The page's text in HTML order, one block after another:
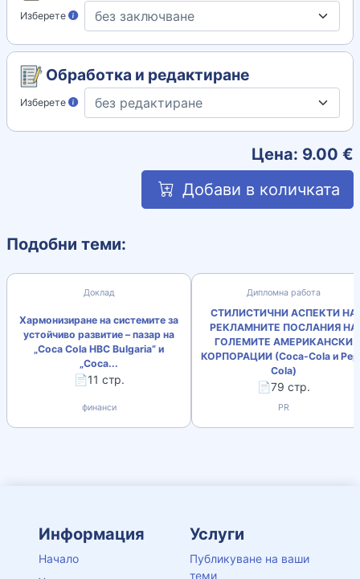
Изберете
Обработка и редактиране
Изберете
Цена: 9.00 €
Добави в количката
Подобни теми:
Доклад
Хармонизиране на системите за
устойчиво развитие – пазар на
„Coca Cola HBC Bulgaria” и
„Coca...
📄11 стр.
финанси
Дипломна работа
СТИЛИСТИЧНИ АСПЕКТИ НА
РЕКЛАМНИТЕ ПОСЛАНИЯ НА
ГОЛЕМИТЕ АМЕРИКАНСКИ
КОРПОРАЦИИ (Coca-Cola и
Cola)
📄79 стр.
PR
Информация
Начало
Услуги
Публикуване на ваши
теми